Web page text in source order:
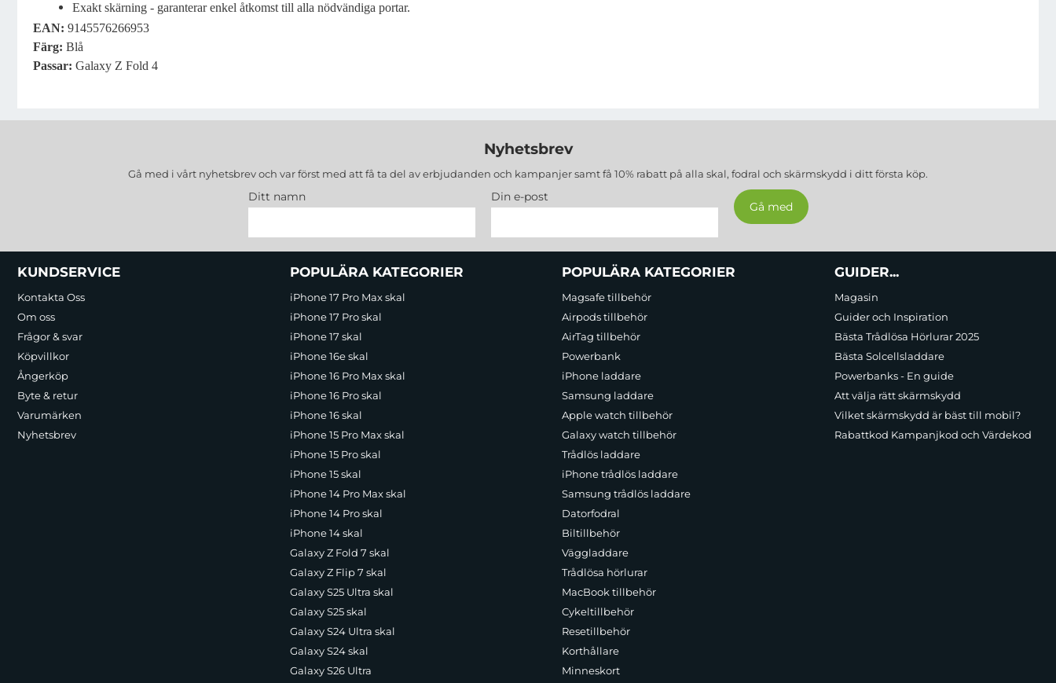
Exakt skärning - garanterar enkel åtkomst till alla nödvändiga portar.
EAN: 9145576266953
Färg: Blå
Passar: Galaxy Z Fold 4
Nyhetsbrev
Gå med i vårt nyhetsbrev och var först med att få ta del av erbjudanden och kampanjer samt få 10% rabatt på alla skal, fodral och skärmskydd i ditt första köp.
Ditt namn Din e-post
Sidfot Blandad info och länkar
KUNDSERVICE
Kontakta Oss
Om oss
Frågor & svar
Köpvillkor
Ångerköp
Byte & retur
Varumärken
Nyhetsbrev
POPULÄRA KATEGORIER
iPhone 17 Pro Max skal
iPhone 17 Pro skal
iPhone 17 skal
iPhone 16e skal
iPhone 16 Pro Max skal
iPhone 16 Pro skal
iPhone 16 skal
iPhone 15 Pro Max skal
iPhone 15 Pro skal
iPhone 15 skal
iPhone 14 Pro Max skal
iPhone 14 Pro skal
iPhone 14 skal
Galaxy Z Fold 7 skal
Galaxy Z Flip 7 skal
Galaxy S25 Ultra skal
Galaxy S25 skal
Galaxy S24 Ultra skal
Galaxy S24 skal
Galaxy S26 Ultra
POPULÄRA KATEGORIER
Magsafe tillbehör
Airpods tillbehör
AirTag tillbehör
Powerbank
iPhone laddare
Samsung laddare
Apple watch tillbehör
Galaxy watch tillbehör
Trådlös laddare
iPhone trådlös laddare
Samsung trådlös laddare
Datorfodral
Biltillbehör
Väggladdare
Trådlösa hörlurar
MacBook tillbehör
Cykeltillbehör
Resetillbehör
Korthållare
Minneskort
GUIDER...
Magasin
Guider och Inspiration
Bästa Trådlösa Hörlurar 2025
Bästa Solcellsladdare
Powerbanks - En guide
Att välja rätt skärmskydd
Vilket skärmskydd är bäst till mobil?
Rabattkod Kampanjkod och Värdekod